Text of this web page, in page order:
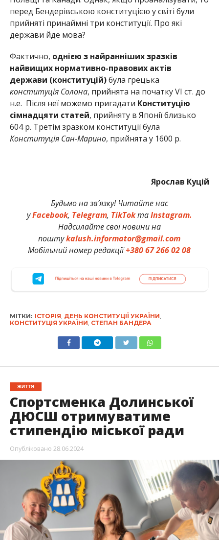
перед Бендерівською конституцією у світі були
прийняті принаймні три конституції. Про які
держави йде мова?
Фактично, однією з найранніших зразків
найвищих нормативно-правових актів
держави (конституцій)була грецька
конституція Солона, прийнята на початку VI cт. до
н.е. Після неї можемо пригадати Конституцію
сімнадцяти статей, прийняту в Японії близько
604 р. Третім зразком конституції була
Конституція Сан-Марино, прийнята у 1600 р.
Ярослав Куцій
Будьмо на зв’язку! Читайте нас
уFacebook, Telegram, TikTokтаInstagram.
Надсилайте свої новини на
поштуkalush.informator@gmail.com
Мобільний номер редакції+380 67 266 02 08
МІТКИ: ІСТОРІЯ, ДЕНЬ КОНСТИТУЦІЇ УКРАЇНИ,
КОНСТИТУЦІЯ УКРАЇНИ, СТЕПАН БАНДЕРА
ЖИТТЯ
Спортсменка Долинської
ДЮСШ отримуватиме
стипендію міської ради
Опубліковано 28.06.2024